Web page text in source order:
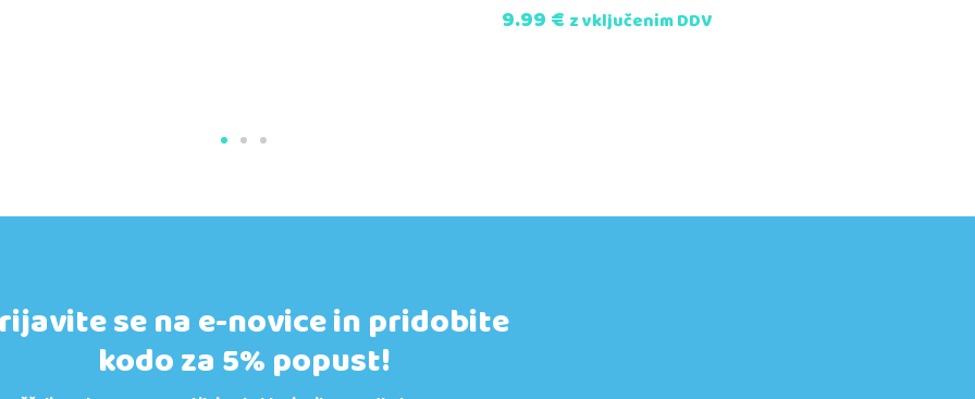
9.99€ z vključenim DDV
se na e-novice in pridobite
kodo za 5% popust!